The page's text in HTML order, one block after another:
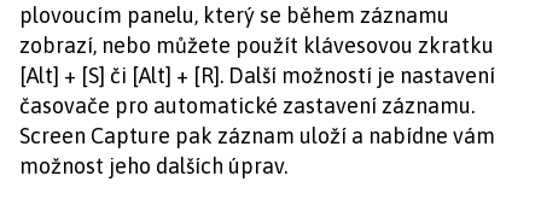
plovoucím panelu, který se během záznamu
zobrazí, nebo můžete použít klávesovou zkratku
[Alt] + [S] či [Alt] + [R]. Další možností je nastavení
časovače pro automatické zastavení záznamu.
Screen Capture pak záznam uloží a nabídne vám
možnost jeho dalších úprav.